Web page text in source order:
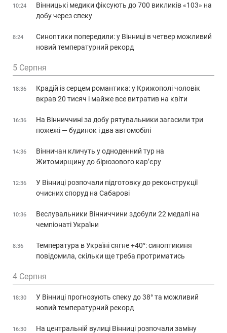
10:24
Вінницькі медики фіксують до 700 викликів «103» на
добу через спеку
8:24
Синоптики попередили: у Вінниці в четвер можливий
новий температурний рекорд
5 Серпня
18:36
Крадій із серцем романтика: у Крижополі чоловік
вкрав 20 тисяч і майже все витратив на квіти
16:36
На Вінниччині за добу рятувальники загасили три
пожежі — будинок і два автомобілі
14:36
Вінничан кличуть у одноденний тур на
Житомирщину до бірюзового кар’єру
12:36
У Вінниці розпочали підготовку до реконструкції
очисних споруд на Сабарові
10:36
Веслувальники Вінниччини здобули 22 медалі на
чемпіонаті України
8:36
Температура в Україні сягне +40°: синоптикиня
повідомила, скільки ще треба протриматись
4 Серпня
18:30
У Вінниці прогнозують спеку до 38° та можливий
новий температурний рекорд
16:30
На центральній вулиці Вінниці розпочали заміну